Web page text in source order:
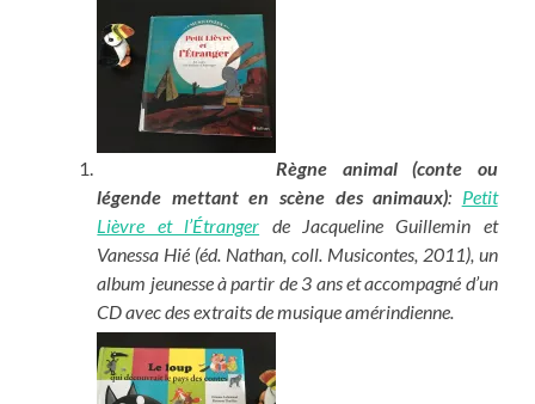
Règne animal (conte ou
légende mettant en scène des animaux): Petit
Lièvre et l’Étranger de Jacqueline Guillemin et
Vanessa Hié (éd. Nathan, coll. Musicontes, 2011), un
album jeunesse à partir de 3 ans et accompagné d’un
CD avec des extraits de musique amérindienne.